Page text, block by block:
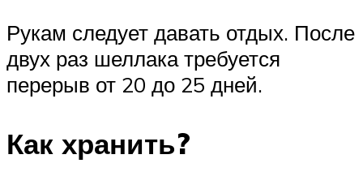
Рукам следует давать отдых. После
двух раз шеллака требуется
перерыв от 20 до 25 дней.
Как хранить?